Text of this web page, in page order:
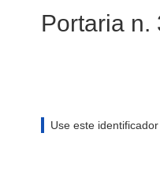
Portaria n.
Use este